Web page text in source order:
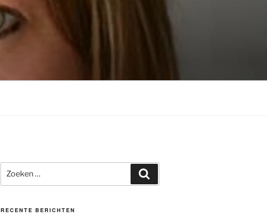
naar:
RECENTE BERICHTEN